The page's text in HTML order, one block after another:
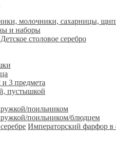
молочники, сахарницы,
и наборы
Детское столовое серебро
3 предмета
пустышкой
поильником
поильником/блюдцем
Императорский фарфор в